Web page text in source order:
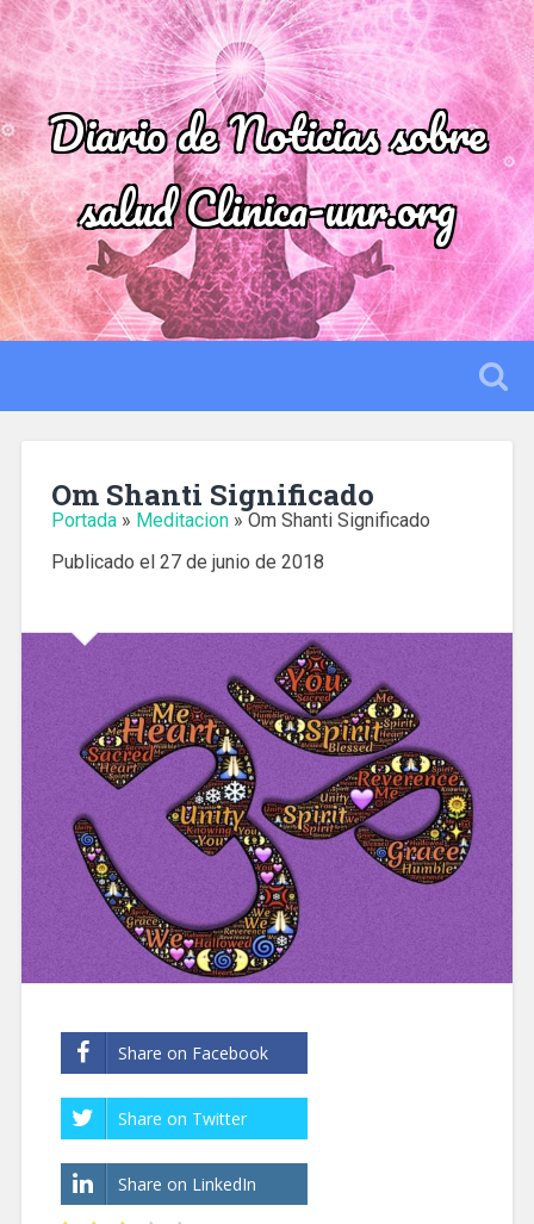
Diario de Noticias sobre
salud Clinica-unr.org
Om Shanti Significado
Portada» Meditacion» Om Shanti Significado
Publicado el 27 de junio de 2018
Share on Facebook
Share on Twitter
Share on LinkedIn